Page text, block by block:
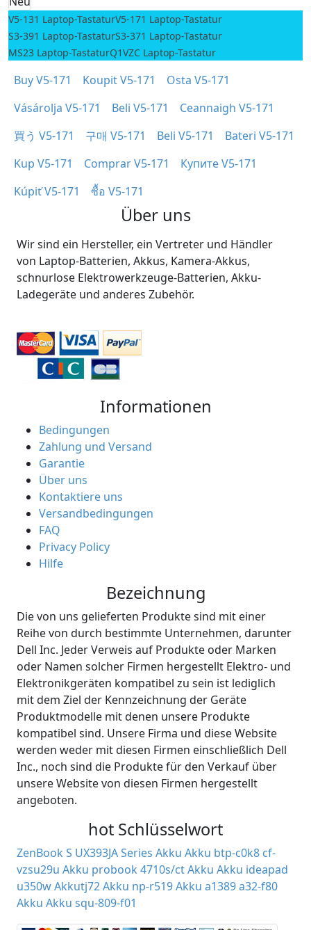
V5-131 Laptop-TastaturV5-171 Laptop-Tastatur
S3-391 Laptop-TastaturS3-371 Laptop-Tastatur
MS23 Laptop-TastaturQ1VZC Laptop-Tastatur
Buy V5-171 Koupit V5-171
Osta V5-171
Vásárolja V5-171
Beli V5-171
Ceannaigh V5-171
買う V5-171
구매 V5-171 Beli V5-171
Bateri V5-171
Kup V5-171
Comprar V5-171
Купите V5-171
Kúpiť V5-171
ซื้อ V5-171
Über uns
Wir sind ein Hersteller, ein Vertreter und Händler
von Laptop-Batterien, Akkus, Kamera-Akkus,
schnurlose Elektrowerkzeuge-Batterien, Akku-
Ladegeräte und anderes Zubehör.
Informationen
Bedingungen
Zahlung und Versand
Garantie
Über uns
Kontaktiere uns
Versandbedingungen
FAQ
Privacy Policy
Hilfe
Bezeichnung
Die von uns gelieferten Produkte sind mit einer
Reihe von durch bestimmte Unternehmen, darunter
Dell Inc. Jeder Verweis auf Produkte oder Marken
oder Namen solcher Firmen hergestellt Elektro- und
Elektronikgeräten kompatibel zu sein ist lediglich
mit dem Ziel der Kennzeichnung der Geräte
Produktmodelle mit denen unsere Produkte
kompatibel sind. Unsere Firma und diese Website
werden weder mit diesen Firmen einschließlich Dell
Inc., noch sind die Produkte für den Verkauf über
unsere Website von diesen Firmen hergestellt
angeboten.
hot Schlüsselwort
ZenBook S UX393JA Series Akku Akku btp-c0k8 cf-
vzsu29u Akku probook 4710s/ct Akku Akku ideapad
u350wAkkutj72Akku np-r519Akku a1389a32-f80
Akku Akku squ-809-f01